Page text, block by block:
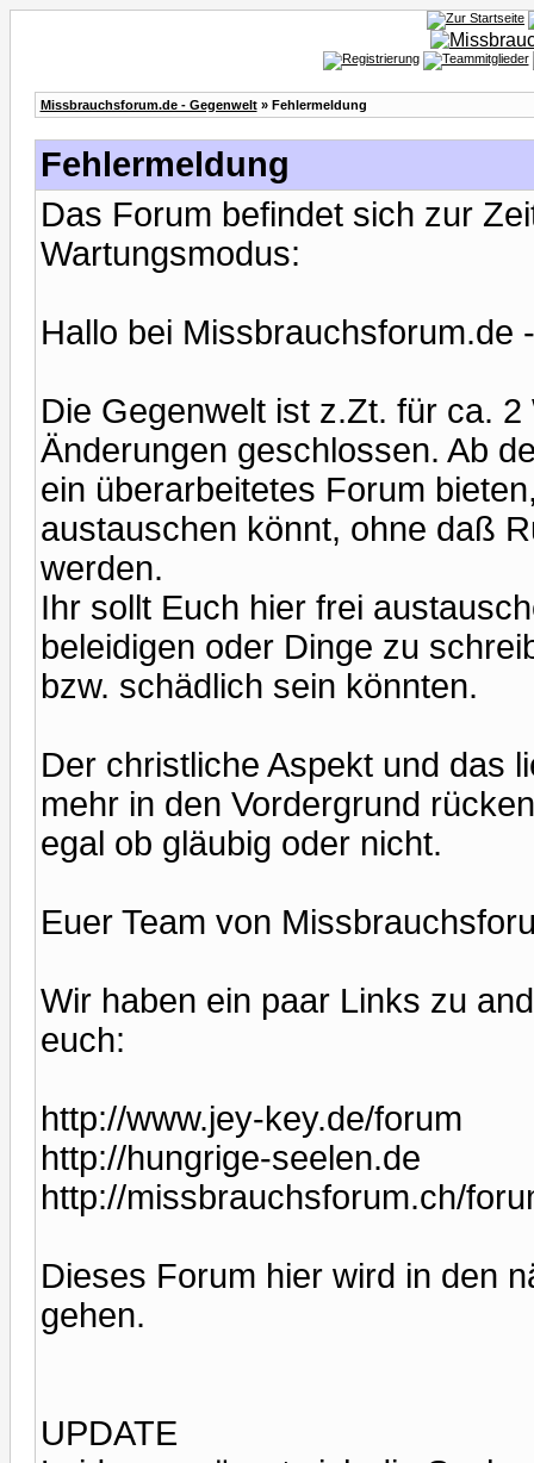
Missbrauchsforum.de - Gegenwelt» Fehlermeldung
Fehlermeldung
Das Forum befindet sich zur
Wartungsmodus:
Hallo bei Missbrauchsforum.de
Die Gegenwelt ist z.Zt. für ca.
Änderungen geschlossen. Ab
ein überarbeitetes Forum
austauschen könnt, ohne daß
werden.
Ihr sollt Euch hier frei
beleidigen oder Dinge zu
bzw. schädlich sein könnten.
Der christliche Aspekt und das
mehr in den Vordergrund
egal ob gläubig oder nicht.
Euer Team von
Wir haben ein paar Links zu
euch:
http://www.jey-key.de/forum
http://hungrige-seelen.de
http://missbrauchsforum.ch/
Dieses Forum hier wird in den
gehen.
UPDATE